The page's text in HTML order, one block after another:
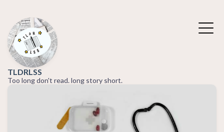
TLDRLSS
Too long don't read. long story short.